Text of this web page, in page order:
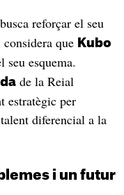
reforçar el seu
que Kubo
seu esquema.
de la Reial
estratègic per
diferencial a la
i un futur